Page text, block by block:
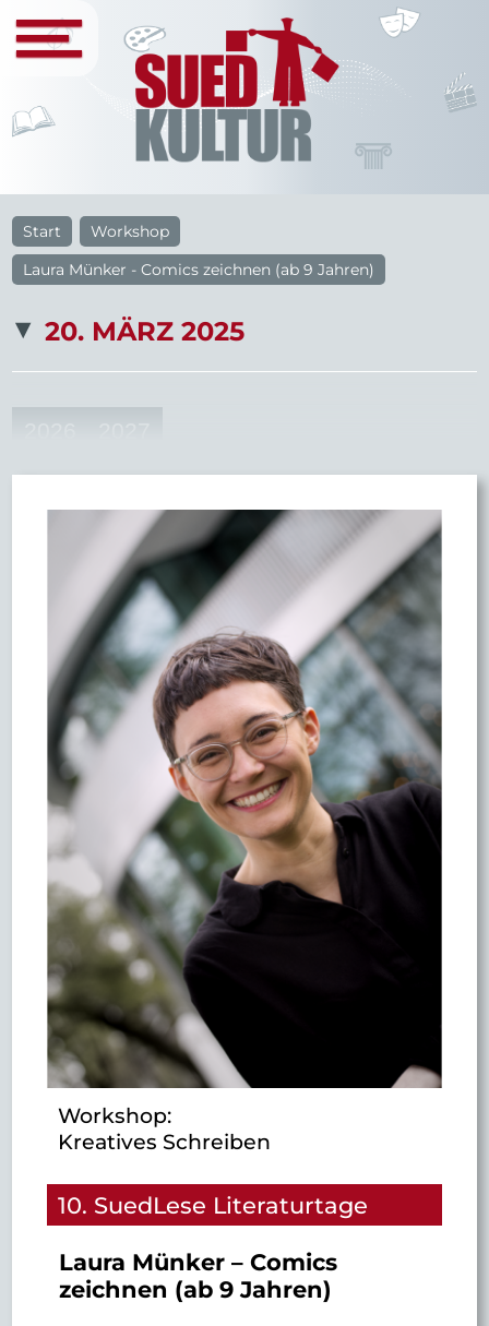
Start
Workshop
Laura Münker - Comics zeichnen (ab 9 Jahren)
20. MÄRZ 2025
Workshop:
Kreatives Schreiben
10. SuedLese Literaturtage
Laura Münker – Comics
zeichnen (ab 9 Jahren)